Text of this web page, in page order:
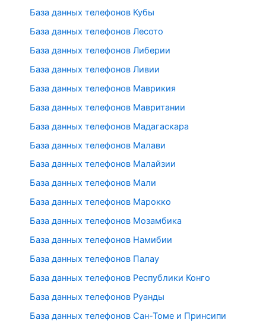
База данных телефонов Кубы
База данных телефонов Лесото
База данных телефонов Либерии
База данных телефонов Ливии
База данных телефонов Маврикия
База данных телефонов Мавритании
База данных телефонов Мадагаскара
База данных телефонов Малави
База данных телефонов Малайзии
База данных телефонов Мали
База данных телефонов Марокко
База данных телефонов Мозамбика
База данных телефонов Намибии
База данных телефонов Палау
База данных телефонов Республики Конго
База данных телефонов Руанды
База данных телефонов Сан-Томе и Принсипи